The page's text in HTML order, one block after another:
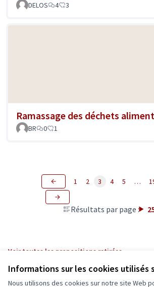
Informations sur les cookies utilisés
Nous utilisons des cookies sur notre site Web
DELOS 4 3
Ramassage des déchets
BR
0 1
Résultats par page :
1 2 3 4 5 …
Voir toutes les propositions retirées
Conditions d'utilisation